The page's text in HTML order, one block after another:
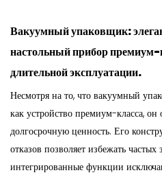
Вакуумный упаковщик:
настольный прибор
длительной эксплуатации.
Несмотря на то, что вакуумный
как устройство премиум-класса, он
долгосрочную ценность. Его
отказов позволяет избежать частых
интегрированные функции